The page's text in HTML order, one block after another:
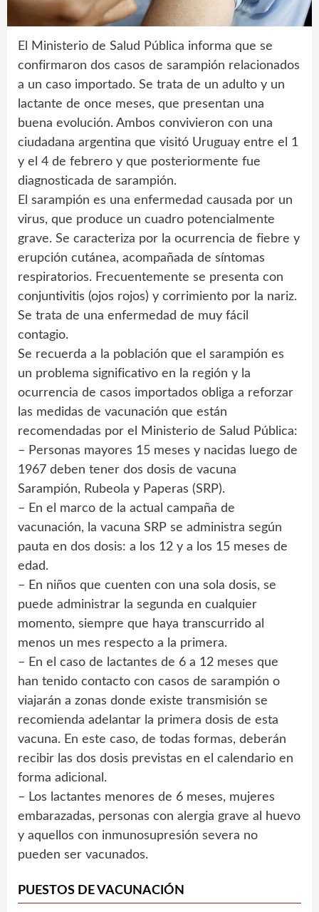
El Ministerio de Salud Pública informa que se
confirmaron dos casos de sarampión relacionados
a un caso importado. Se trata de un adulto y un
lactante de once meses, que presentan una
buena evolución. Ambos convivieron con una
ciudadana argentina que visitó Uruguay entre el 1
y el 4 de febrero y que posteriormente fue
diagnosticada de sarampión.
El sarampión es una enfermedad causada por un
virus, que produce un cuadro potencialmente
grave. Se caracteriza por la ocurrencia de fiebre y
erupción cutánea, acompañada de síntomas
respiratorios. Frecuentemente se presenta con
conjuntivitis (ojos rojos) y corrimiento por la nariz.
Se trata de una enfermedad de muy fácil
contagio.
Se recuerda a la población que el sarampión es
un problema significativo en la región y la
ocurrencia de casos importados obliga a reforzar
las medidas de vacunación que están
recomendadas por el Ministerio de Salud Pública:
– Personas mayores 15 meses y nacidas luego de
1967 deben tener dos dosis de vacuna
Sarampión, Rubeola y Paperas (SRP).
– En el marco de la actual campaña de
vacunación, la vacuna SRP se administra según
pauta en dos dosis: a los 12 y a los 15 meses de
edad.
– En niños que cuenten con una sola dosis, se
puede administrar la segunda en cualquier
momento, siempre que haya transcurrido al
menos un mes respecto a la primera.
– En el caso de lactantes de 6 a 12 meses que
han tenido contacto con casos de sarampión o
viajarán a zonas donde existe transmisión se
recomienda adelantar la primera dosis de esta
vacuna. En este caso, de todas formas, deberán
recibir las dos dosis previstas en el calendario en
forma adicional.
– Los lactantes menores de 6 meses, mujeres
embarazadas, personas con alergia grave al huevo
y aquellos con inmunosupresión severa no
pueden ser vacunados.
PUESTOS DE VACUNACIÓN